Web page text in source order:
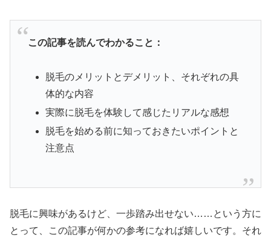
この記事を読んでわかること：
脱毛のメリットとデメリット、それぞれの具
体的な内容
実際に脱毛を体験して感じたリアルな感想
脱毛を始める前に知っておきたいポイントと
注意点
脱毛に興味があるけど、一歩踏み出せない……という方に
とって、この記事が何かの参考になれば嬉しいです。それ